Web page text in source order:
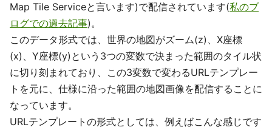
Map Tile Serviceと言います)で配信されています(私のブ
ログでの過去記事)。
このデータ形式では、世界の地図がズーム(z)、X座標
(x)、Y座標(y)という3つの変数で決まった範囲のタイル状
に切り刻まれており、この3変数で変わるURLテンプレー
トを元に、仕様に沿った範囲の地図画像を配信することに
なっています。
URLテンプレートの形式としては、例えばこんな感じです